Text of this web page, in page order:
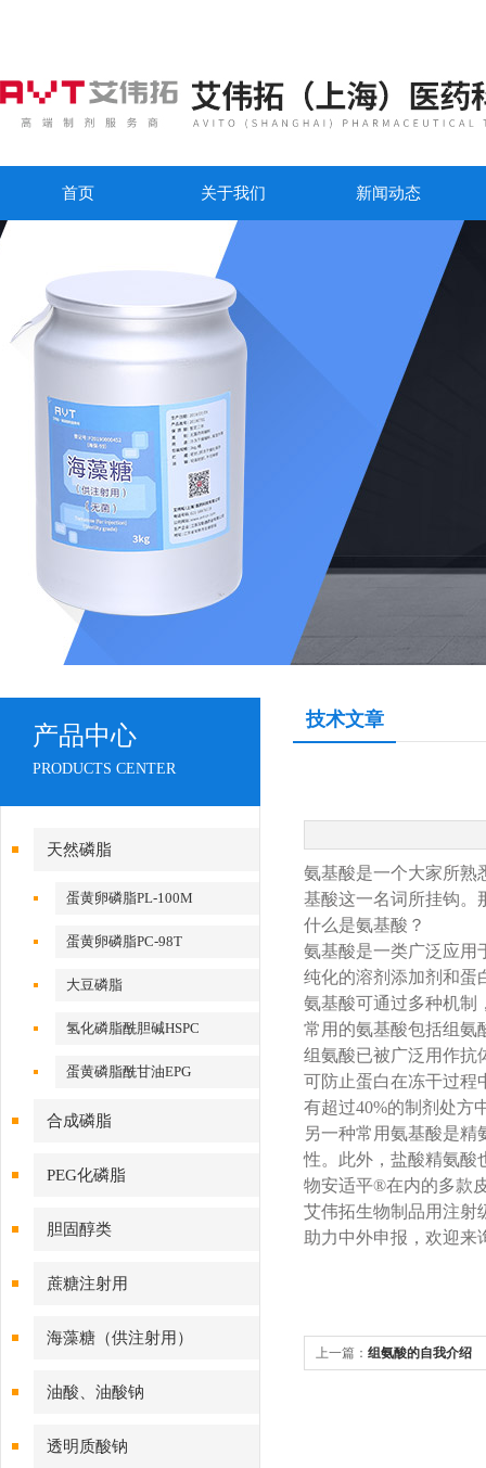
首页 关于我们 新闻动态
产品中心
PRODUCTS CENTER
天然磷脂
蛋黄卵磷脂PL-100M
蛋黄卵磷脂PC-98T
大豆磷脂
氢化磷脂酰胆碱HSPC
蛋黄磷脂酰甘油EPG
合成磷脂
PEG化磷脂
胆固醇类
蔗糖注射用
海藻糖（供注射用）
油酸、油酸钠
透明质酸钠
技术文章
氨基酸是一个大家所熟
基酸这一名词所挂钩。
什么是氨基酸？
氨基酸是一类广泛应用
纯化的溶剂添加剂和蛋
氨基酸可通过多种机制
常用的氨基酸包括组氨
组氨酸已被广泛用作抗
可防止蛋白在冻干过程
有超过40%的制剂处方
另一种常用氨基酸是
性。此外，盐酸精氨酸
物安适平®在内的多款
艾伟拓生物制品用注射
助力中外申报，欢迎来
上一篇： 组氨酸的自我介绍